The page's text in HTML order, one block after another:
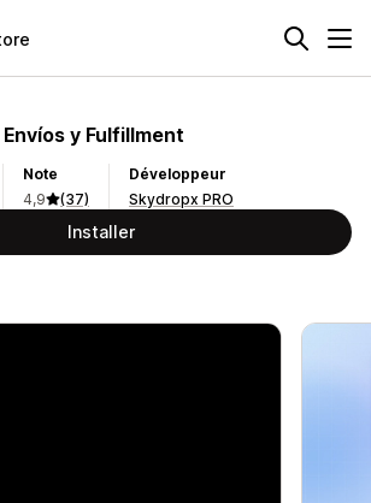
y Fulfillment
Note
4,9
(37)
Développeur
Skydropx PRO
Installer